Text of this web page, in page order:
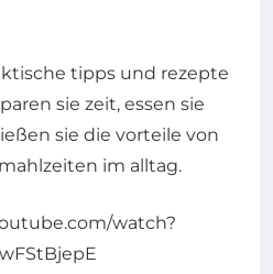
watch?